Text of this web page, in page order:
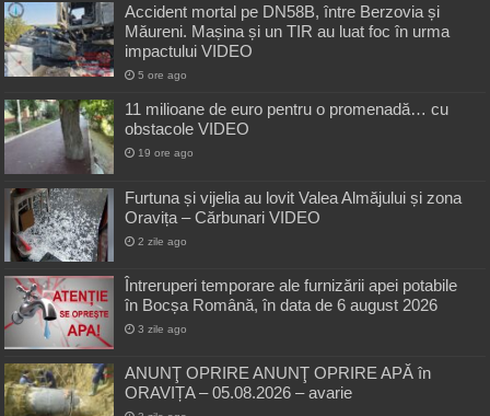
Accident mortal pe DN58B, între Berzovia și
Măureni. Mașina și un TIR au luat foc în urma
impactului VIDEO
5 ore ago
11 milioane de euro pentru o promenadă… cu
obstacole VIDEO
19 ore ago
Furtuna și vijelia au lovit Valea Almăjului și zona
Oravița – Cărbunari VIDEO
2 zile ago
Întreruperi temporare ale furnizării apei potabile
în Bocșa Română, în data de 6 august 2026
3 zile ago
ANUNŢ OPRIRE ANUNŢ OPRIRE APĂ în
ORAVIȚA – 05.08.2026 – avarie